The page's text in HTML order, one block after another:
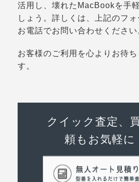
活用し、壊れたMacBookを手
しょう。詳しくは、上記のフォ
お電話でお問い合わせください
お客様のご利用を心よりお待ち
す。
クイック査定、
頼もお気軽に